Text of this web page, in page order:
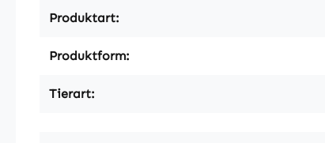
Produktart:
Produktform:
Tierart: